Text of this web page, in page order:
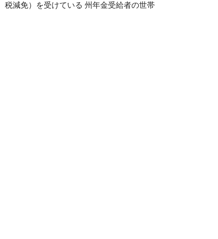
税減免）を受けている 州年金受給者の世帯